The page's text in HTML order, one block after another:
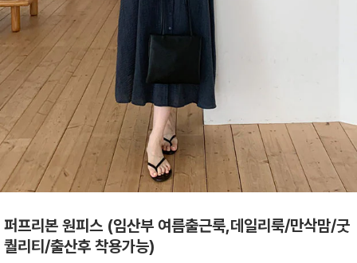
퍼프리본 원피스 (임산부 여름출근룩,데일리룩/만삭맘/굿
퀄리티/출산후 착용가능)